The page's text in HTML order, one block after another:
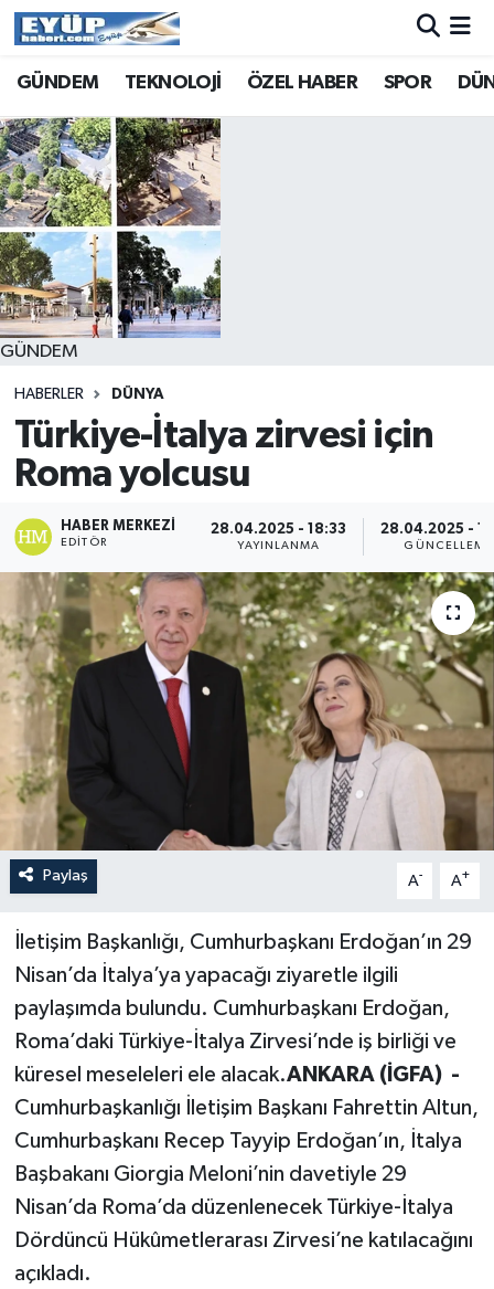
GÜNDEM TEKNOLOJİ ÖZEL HABER SPOR
GÜNDEM
HABERLER DÜNYA
Türkiye-İtalya zirvesi için
Roma yolcusu
HABER MERKEZI
EDITÖR
28.04.2025 - 18:33
YAYINLANMA
28.04.2025 -
GÜNCELLEME
Paylaş A- A+
İletişim Başkanlığı, Cumhurbaşkanı Erdoğan’ın 29
Nisan’da İtalya’ya yapacağı ziyaretle ilgili
paylaşımda bulundu. Cumhurbaşkanı Erdoğan,
Roma’daki Türkiye-İtalya Zirvesi’nde iş birliği ve
küresel meseleleri ele alacak.ANKARA (İGFA) -
Cumhurbaşkanlığı İletişim Başkanı Fahrettin Altun,
Cumhurbaşkanı Recep Tayyip Erdoğan’ın, İtalya
Başbakanı Giorgia Meloni’nin davetiyle 29
Nisan’da Roma’da düzenlenecek Türkiye-İtalya
Dördüncü Hükûmetlerarası Zirvesi’ne katılacağını
açıkladı.